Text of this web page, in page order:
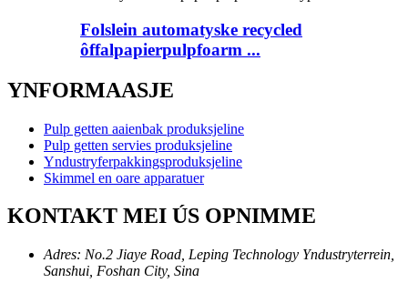
Folslein automatyske recycled
ôffalpapierpulpfoarm ...
YNFORMAASJE
Pulp getten aaienbak produksjeline
Pulp getten servies produksjeline
Yndustryferpakkingsproduksjeline
Skimmel en oare apparatuer
KONTAKT MEI ÚS OPNIMME
Adres: No.2 Jiaye Road, Leping Technology Yndustryterrein,
Sanshui, Foshan City, Sina